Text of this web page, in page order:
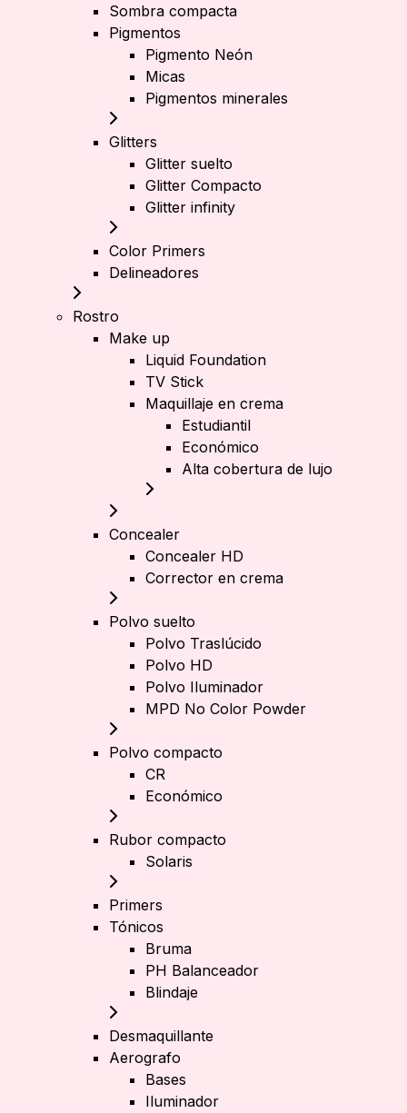
Sombra compacta
Pigmentos
Pigmento Neón
Micas
Pigmentos minerales
Glitters
Glitter suelto
Glitter Compacto
Glitter infinity
Color Primers
Delineadores
Rostro
Make up
Liquid Foundation
TV Stick
Maquillaje en crema
Estudiantil
Económico
Alta cobertura de lujo
Concealer
Concealer HD
Corrector en crema
Polvo suelto
Polvo Traslúcido
Polvo HD
Polvo Iluminador
MPD No Color Powder
Polvo compacto
CR
Económico
Rubor compacto
Solaris
Primers
Tónicos
Bruma
PH Balanceador
Blindaje
Desmaquillante
Aerografo
Bases
Iluminador